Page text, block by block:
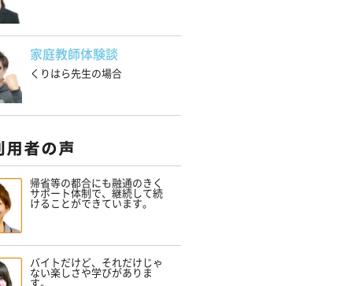
家庭教師体験談
くりはら先生の場合
帰省等の都合にも融通のきく
サポート体制で、継続して続
けることができています。
バイトだけど、それだけじゃ
ない楽しさや学びがありま
す。